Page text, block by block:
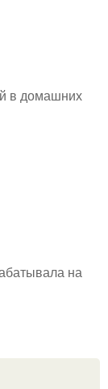
в домашних
на